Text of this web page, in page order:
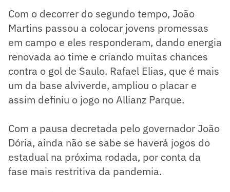
Com o decorrer do segundo tempo, João
Martins passou a colocar jovens promessas
em campo e eles responderam, dando energia
renovada ao time e criando muitas chances
contra o gol de Saulo. Rafael Elias, que é mais
um da base alviverde, ampliou o placar e
assim definiu o jogo no Allianz Parque.
Com a pausa decretada pelo governador João
Dória, ainda não se sabe se haverá jogos do
estadual na próxima rodada, por conta da
fase mais restritiva da pandemia.